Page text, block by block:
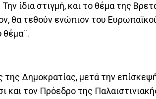
ίδια στιγμή, και το θέμα της
θα τεθούν ενώπιον του
θέμα¨.
Δημοκρατίας, μετά την
και τον Πρόεδρο της